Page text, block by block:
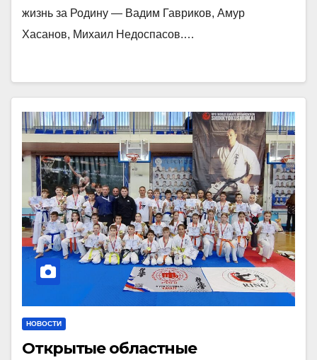
жизнь за Родину — Вадим Гавриков, Амур
Хасанов, Михаил Недоспасов.…
НОВОСТИ
Открытые областные